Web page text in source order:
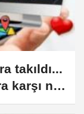
takıldı...
karşı ne